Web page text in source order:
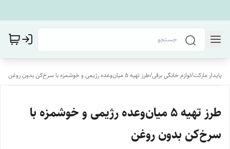
پایدار مارکت/لوازم خانگی برقی/طرز تهیه ۵ میان‌وعده رژیمی و خوشمزه با سرخ‌کن بدون روغن
طرز تهیه ۵ میان‌وعده رژیمی و خوشمزه با
سرخ‌کن بدون روغن